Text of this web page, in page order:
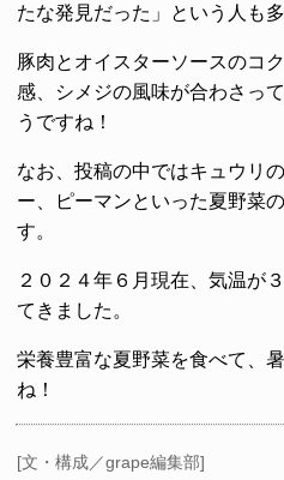
たな発見だった」という人も
豚肉とオイスターソースのコ
感、シメジの風味が合わさっ
うですね！
なお、投稿の中ではキュウリ
ー、ピーマンといった夏野菜
す。
２０２４年６月現在、気温が
てきました。
栄養豊富な夏野菜を食べて、
ね！
[文・構成／grape編集部]